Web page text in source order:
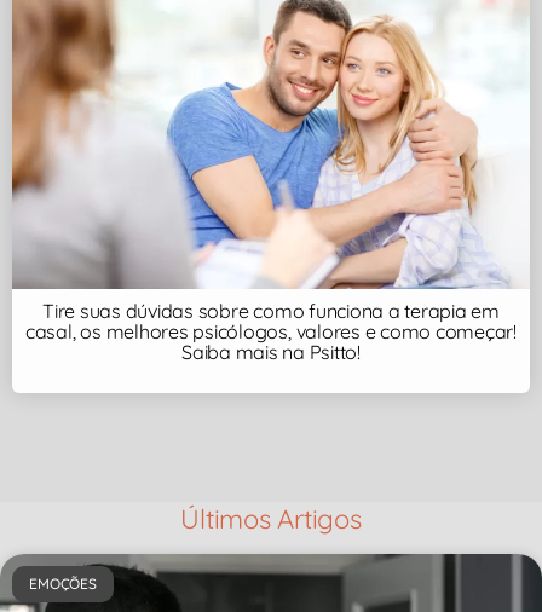
Tire suas dúvidas sobre como funciona a terapia em
casal, os melhores psicólogos, valores e como começar!
Saiba mais na Psitto!
Últimos Artigos
EMOÇÕES